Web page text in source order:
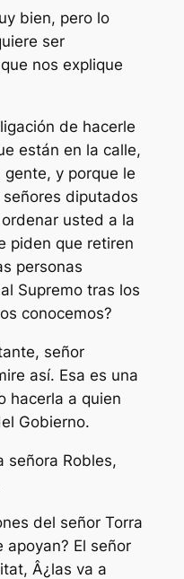
bien, pero lo
ser
nos explique
de hacerle
están en la calle,
y porque le
diputados
usted a la
piden que retiren
personas
Supremo tras los
conocemos?
señor
así. Esa es una
hacerla a quien
Gobierno.
señora Robles,
del señor Torra
El señor
Â¿las va a